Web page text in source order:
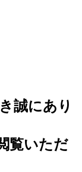
誠にあり
覧いただ